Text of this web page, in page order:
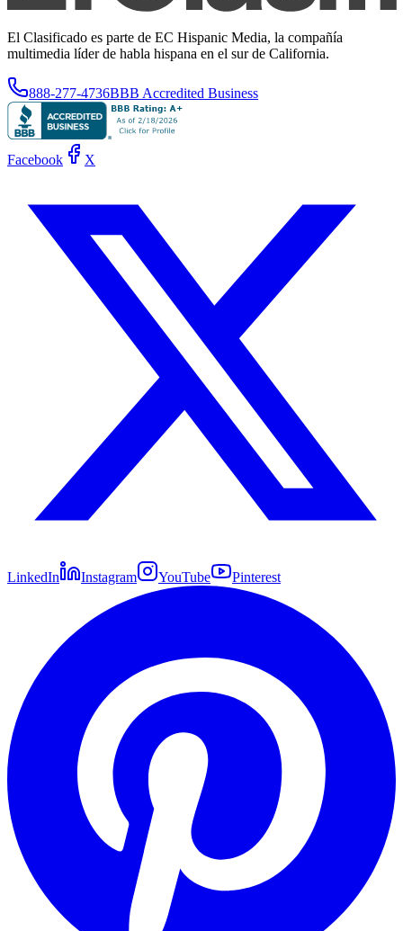
El Clasificado es parte de EC Hispanic Media, la compañía
multimedia líder de habla hispana en el sur de California.
888-277-4736BBB Accredited Business
Facebook X
LinkedIn Instagram YouTube Pinterest